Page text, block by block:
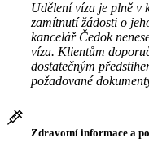
Udělení víza je plně v
zamítnutí žádosti o
kancelář Čedok
víza. Klientům
dostatečným
požadované
Zdravotní informace a